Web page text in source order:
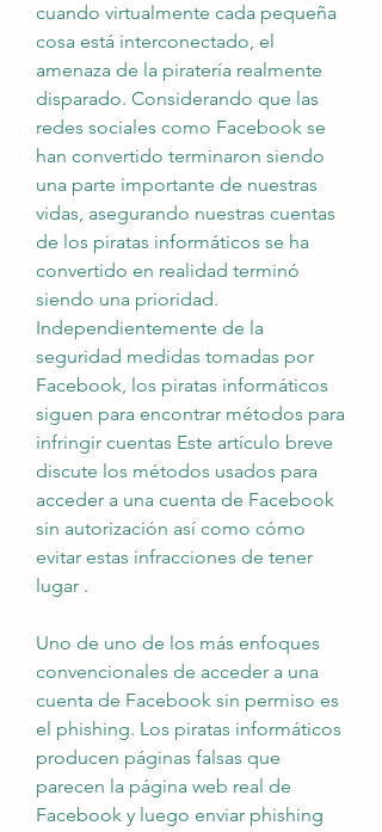
cuando virtualmente cada pequeña
cosa está interconectado, el
amenaza de la piratería realmente
disparado. Considerando que las
redes sociales como Facebook se
han convertido terminaron siendo
una parte importante de nuestras
vidas, asegurando nuestras cuentas
de los piratas informáticos se ha
convertido en realidad terminó
siendo una prioridad.
Independientemente de la
seguridad medidas tomadas por
Facebook, los piratas informáticos
siguen para encontrar métodos para
infringir cuentas Este artículo breve
discute los métodos usados para
acceder a una cuenta de Facebook
sin autorización así como cómo
evitar estas infracciones de tener
lugar .
Uno de uno de los más enfoques
convencionales de acceder a una
cuenta de Facebook sin permiso es
el phishing. Los piratas informáticos
producen páginas falsas que
parecen la página web real de
Facebook y luego enviar phishing